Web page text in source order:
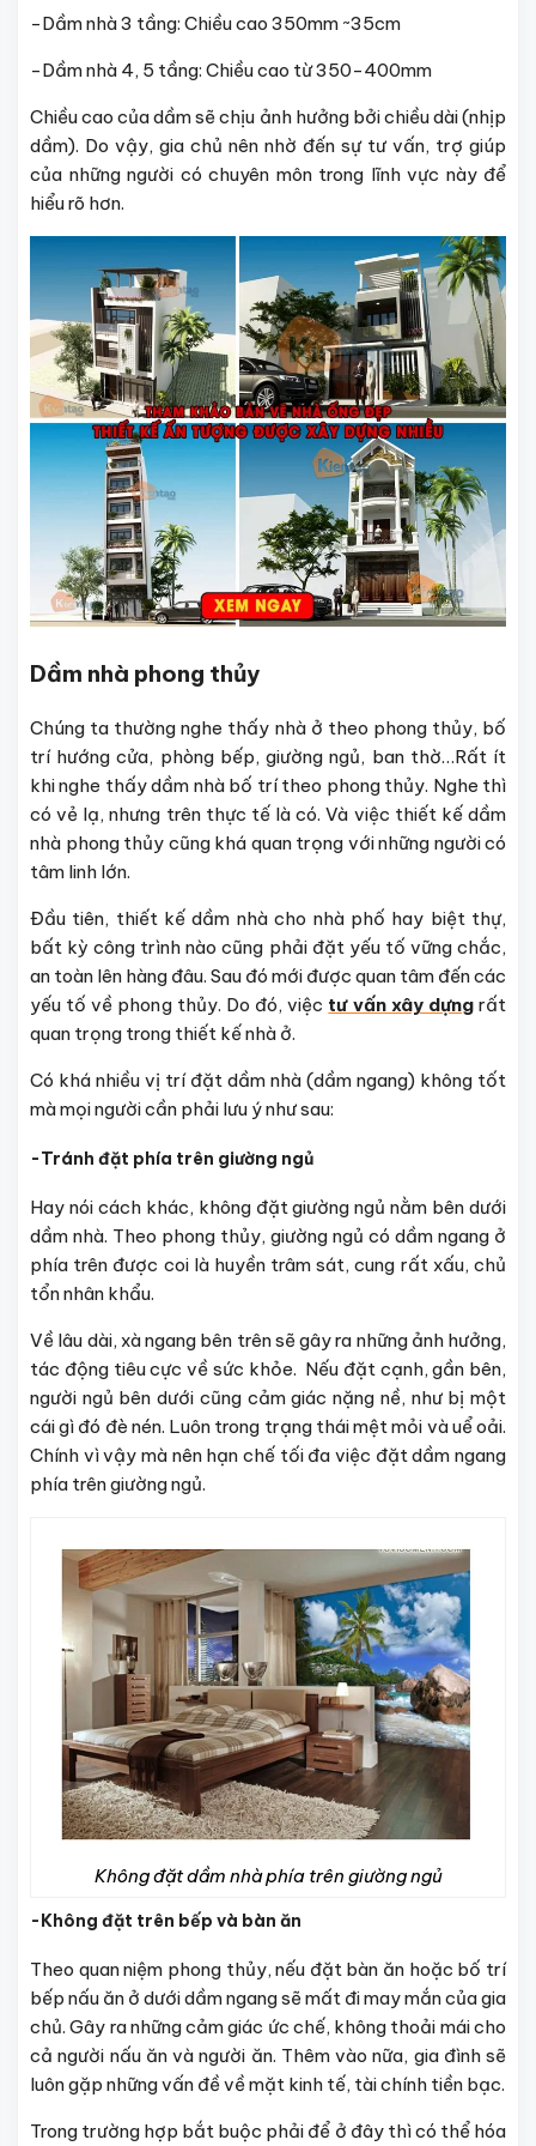
-Dầm nhà 3 tầng: Chiều cao 350mm ~35cm
-Dầm nhà 4, 5 tầng: Chiều cao từ 350-400mm
Chiều cao của dầm sẽ chịu ảnh hưởng bởi chiều dài (nhịp
dầm). Do vậy, gia chủ nên nhờ đến sự tư vấn, trợ giúp
của những người có chuyên môn trong lĩnh vực này để
hiểu rõ hơn.
Dầm nhà phong thủy
Chúng ta thường nghe thấy nhà ở theo phong thủy, bố
trí hướng cửa, phòng bếp, giường ngủ, ban thờ…Rất ít
khi nghe thấy dầm nhà bố trí theo phong thủy. Nghe thì
có vẻ lạ, nhưng trên thực tế là có. Và việc thiết kế dầm
nhà phong thủy cũng khá quan trọng với những người có
tâm linh lớn.
Đầu tiên, thiết kế dầm nhà cho nhà phố hay biệt thự,
bất kỳ công trình nào cũng phải đặt yếu tố vững chắc,
an toàn lên hàng đâu. Sau đó mới được quan tâm đến các
yếu tố về phong thủy. Do đó, việc tư vấn xây dựngrất
quan trọng trong thiết kế nhà ở.
Có khá nhiều vị trí đặt dầm nhà (dầm ngang) không tốt
mà mọi người cần phải lưu ý như sau:
-Tránh đặt phía trên giường ngủ
Hay nói cách khác, không đặt giường ngủ nằm bên dưới
dầm nhà. Theo phong thủy, giường ngủ có dầm ngang ở
phía trên được coi là huyền trâm sát, cung rất xấu, chủ
tổn nhân khẩu.
Về lâu dài, xà ngang bên trên sẽ gây ra những ảnh hưởng,
tác động tiêu cực về sức khỏe. Nếu đặt cạnh, gần bên,
người ngủ bên dưới cũng cảm giác nặng nề, như bị một
cái gì đó đè nén. Luôn trong trạng thái mệt mỏi và uể oải.
Chính vì vậy mà nên hạn chế tối đa việc đặt dầm ngang
phía trên giường ngủ.
Không đặt dầm nhà phía trên giường ngủ
-Không đặt trên bếp và bàn ăn
Theo quan niệm phong thủy, nếu đặt bàn ăn hoặc bố trí
bếp nấu ăn ở dưới dầm ngang sẽ mất đi may mắn của gia
chủ. Gây ra những cảm giác ức chế, không thoải mái cho
cả người nấu ăn và người ăn. Thêm vào nữa, gia đình sẽ
luôn gặp những vấn đề về mặt kinh tế, tài chính tiền bạc.
Trong trường hợp bắt buộc phải để ở đây thì có thể hóa